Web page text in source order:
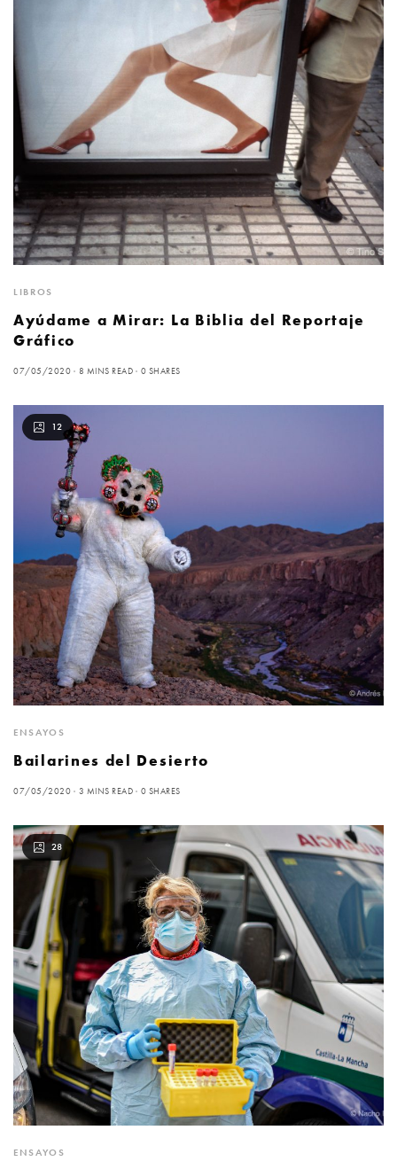
LIBROS
Ayúdame a Mirar: La Biblia del Reportaje
Gráfico
07/05/2020 8 MINS READ 0 SHARES
12
ENSAYOS
Bailarines del Desierto
07/05/2020 3 MINS READ 0 SHARES
28
ENSAYOS